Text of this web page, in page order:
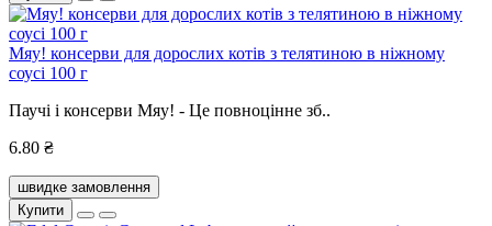
Мяу! консерви для дорослих котів з телятиною в ніжному
соусі 100 г
Паучі і консерви Мяу! - Це повноцінне зб..
6.80 ₴
швидке замовлення
Купити